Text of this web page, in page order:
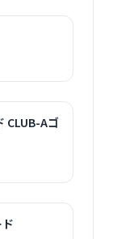
CLUB-Aゴ